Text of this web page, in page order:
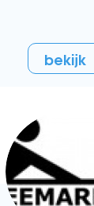
bekijk